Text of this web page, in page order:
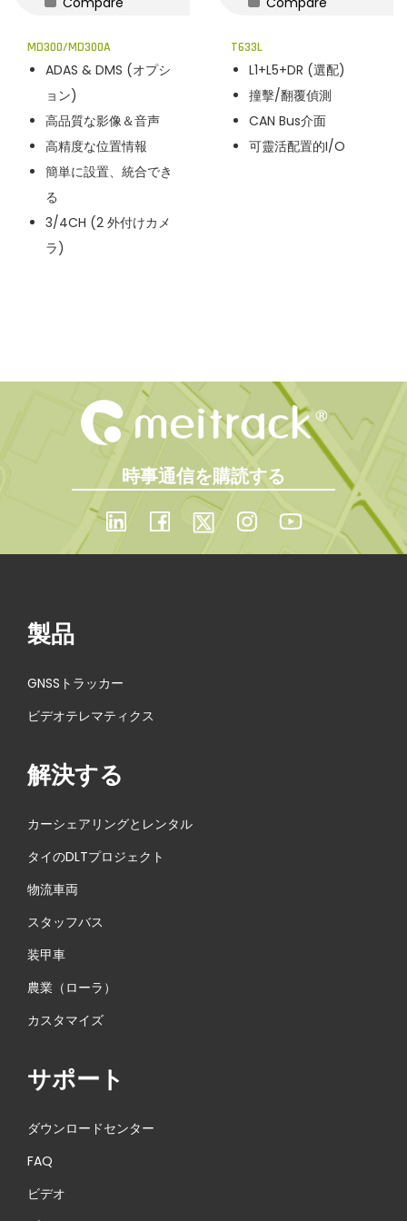
MD300/MD300A
ADAS & DMS (オプシ
ョン)
高品質な影像＆音声
高精度な位置情報
簡単に設置、統合でき
る
3/4CH (2 外付けカメ
ラ)
T633L
L1+L5+DR (選配)
撞擊/翻覆偵測
CAN Bus介面
可靈活配置的I/O
時事通信を購読する
製品
GNSSトラッカー
ビデオテレマティクス
解決する
カーシェアリングとレンタル
タイのDLTプロジェクト
物流車両
スタッフバス
装甲車
農業（ローラ）
カスタマイズ
サポート
ダウンロードセンター
FAQ
ビデオ